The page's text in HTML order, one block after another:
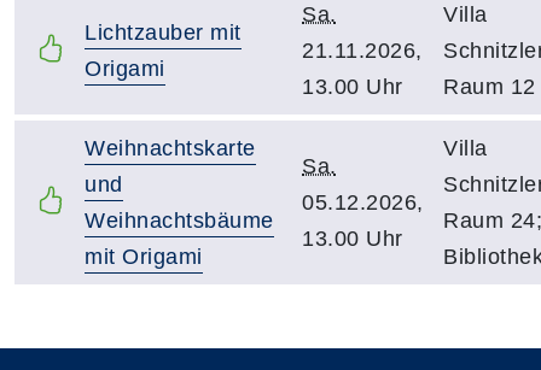
Lichtzauber mit
Origami
Sa.
21.11.2026,
13.00 Uhr
Villa
Raum 12
Weihnachtskarte
und
Weihnachtsbäume
mit Origami
Sa.
05.12.2026,
13.00 Uhr
Villa
Raum 24;